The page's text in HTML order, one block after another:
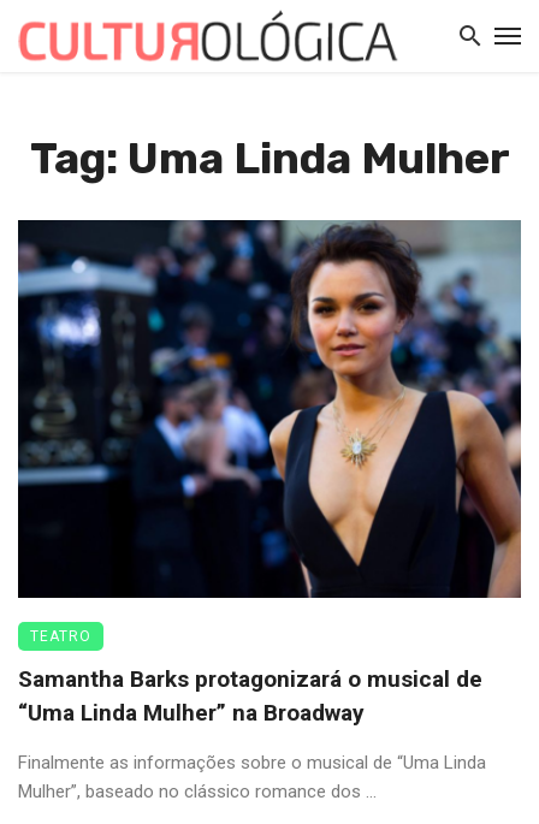
Tag: Uma Linda Mulher
TEATRO
Samantha Barks protagonizará o musical de
“Uma Linda Mulher” na Broadway
Finalmente as informações sobre o musical de “Uma Linda
Mulher”, baseado no clássico romance dos ...